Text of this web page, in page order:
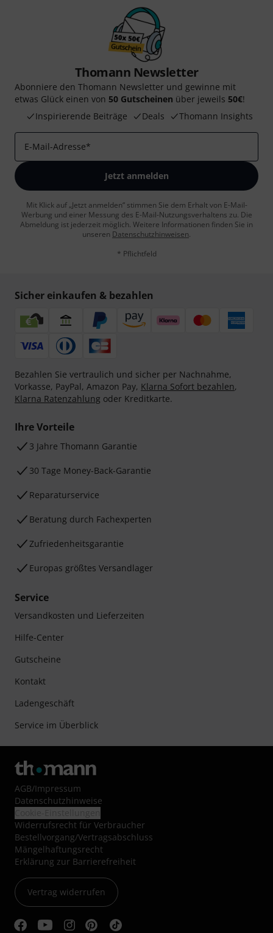
Thomann Newsletter
Abonniere den Thomann Newsletter und gewinne mit
etwas Glück einen von 50 Gutscheinen über jeweils 50€!
Inspirierende Beiträge
Deals Thomann Insights
E-Mail-Adresse*
Jetzt anmelden
Mit Klick auf „Jetzt anmelden“ stimmen Sie dem Erhalt von E-Mail-
Werbung und einer Messung des E-Mail-Nutzungsverhaltens zu. Die
Abmeldung ist jederzeit möglich. Weitere Informationen finden Sie in
unseren Datenschutzhinweisen.
* Pflichtfeld
Sicher einkaufen & bezahlen
Bezahlen Sie vertraulich und sicher per Nachnahme,
Vorkasse, PayPal, Amazon Pay, Klarna Sofort bezahlen,
Klarna Ratenzahlung oder Kreditkarte.
Ihre Vorteile
3 Jahre Thomann Garantie
30 Tage Money-Back-Garantie
Reparaturservice
Beratung durch Fachexperten
Zufriedenheitsgarantie
Europas größtes Versandlager
Service
Versandkosten und Lieferzeiten
Hilfe-Center
Gutscheine
Kontakt
Ladengeschäft
Service im Überblick
AGB/Impressum
Datenschutzhinweise
Widerrufsrecht für Verbraucher
Bestellvorgang/Vertragsabschluss
Mängelhaftungsrecht
Erklärung zur Barrierefreiheit
Vertrag widerrufen